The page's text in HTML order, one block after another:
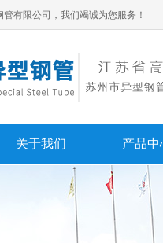
有限公司，我们竭诚为您服务！
关于我们 产品中